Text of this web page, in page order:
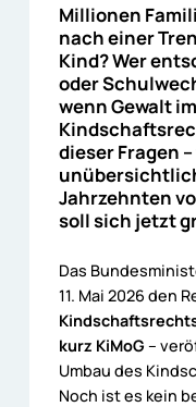
Millionen
nach einer
Kind? Wer
oder
wenn Gewalt
dieser Fragen
Jahrzehnten
soll sich jetzt
Das
11. Mai 2026 den
kurz KiMoG –
Umbau des
Noch ist es kein